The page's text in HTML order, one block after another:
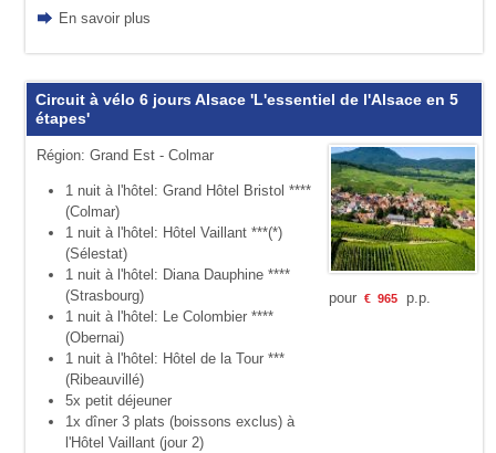
En savoir plus
Circuit à vélo 6 jours Alsace 'L'essentiel de l'Alsace en 5
étapes'
Région: Grand Est - Colmar
1 nuit à l'hôtel: Grand Hôtel Bristol ****
(Colmar)
1 nuit à l'hôtel: Hôtel Vaillant ***(*)
(Sélestat)
1 nuit à l'hôtel: Diana Dauphine ****
(Strasbourg)
1 nuit à l'hôtel: Le Colombier ****
(Obernai)
1 nuit à l'hôtel: Hôtel de la Tour ***
(Ribeauvillé)
5x petit déjeuner
1x dîner 3 plats (boissons exclus) à
l'Hôtel Vaillant (jour 2)
pour € 965p.p.